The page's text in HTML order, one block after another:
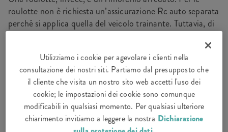
roulotte non è richiesta un’assicurazione Rc auto separata
perché si applica quella del veicolo trainante. Tuttavia, di
solito vale la pena avere un’assicurazione casco che copra
BUONO A SAPERSI
Utilizziamo i cookie per agevolare i clienti nella
consultazione dei nostri siti. Partiamo dal presupposto che
il cliente che visita un nostro sito web accetti l'uso dei
cookie; le impostazioni dei cookie sono comunque
modificabili in qualsiasi momento. Per qualsiasi ulteriore
chiarimento invitiamo a leggere la nostra Dichiarazione